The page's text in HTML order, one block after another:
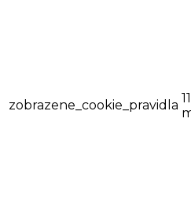
zobrazene_cookie_pravidla 11